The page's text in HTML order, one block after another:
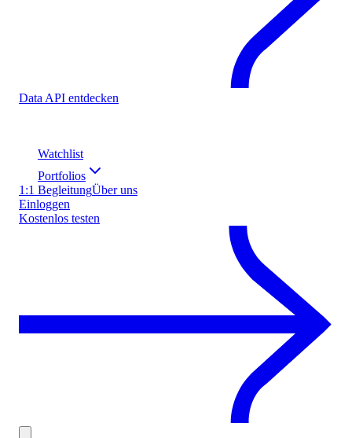
Data API entdecken
Watchlist
Portfolios
1:1 BegleitungÜber uns
Einloggen
Kostenlos testen